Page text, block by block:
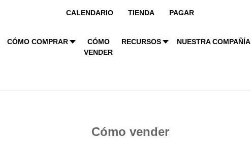
CALENDARIO TIENDA PAGAR
CÓMO COMPRAR
CÓMO
VENDER
RECURSOS NUESTRA COMPAÑÍA
Cómo vender